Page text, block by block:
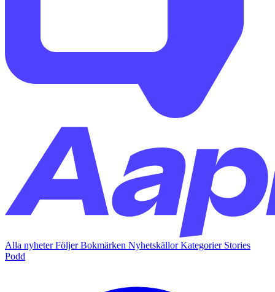
Alla nyheterFöljerBokmärken NyhetskällorKategorier Stories
Podd